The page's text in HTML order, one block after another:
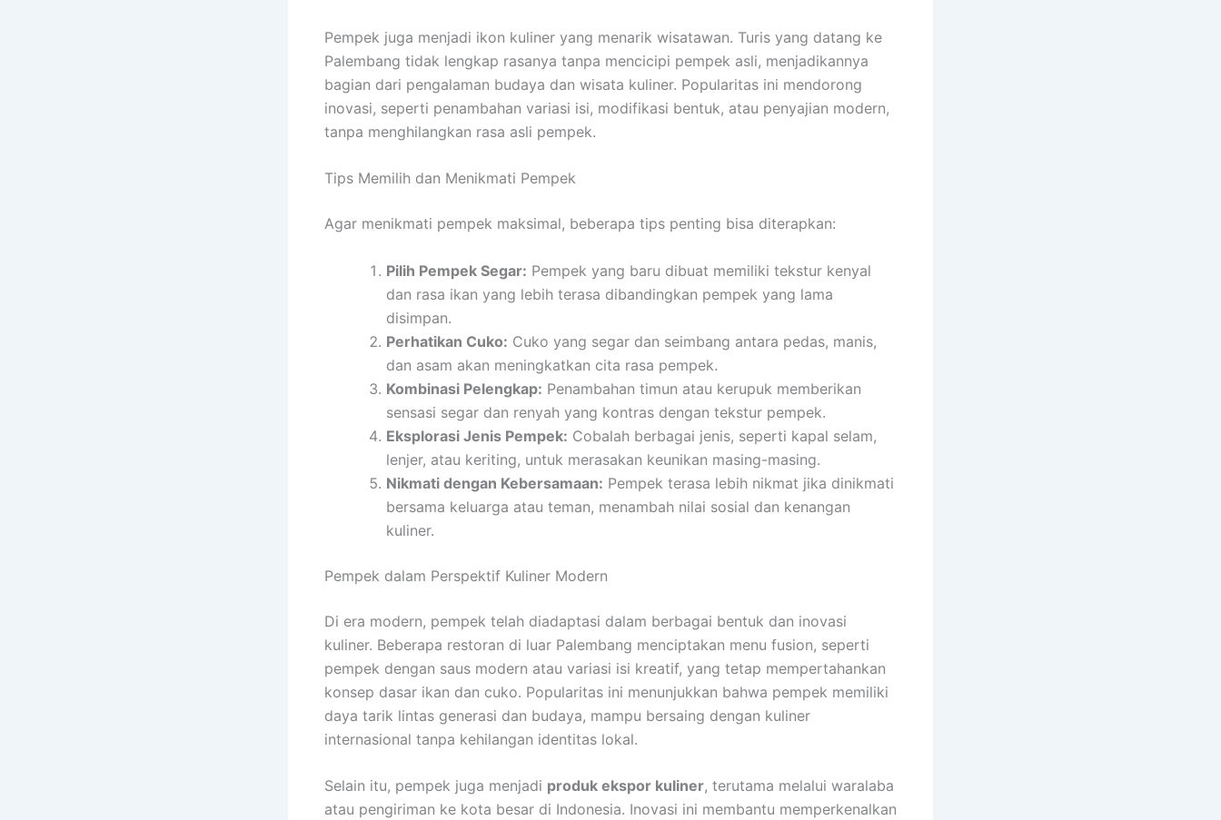
Pempek juga menjadi ikon kuliner yang menarik wisatawan. Turis yang datang ke
Palembang tidak lengkap rasanya tanpa mencicipi pempek asli, menjadikannya
bagian dari pengalaman budaya dan wisata kuliner. Popularitas ini mendorong
inovasi, seperti penambahan variasi isi, modifikasi bentuk, atau penyajian modern,
tanpa menghilangkan rasa asli pempek.
Tips Memilih dan Menikmati Pempek
Agar menikmati pempek maksimal, beberapa tips penting bisa diterapkan:
Pilih Pempek Segar: Pempek yang baru dibuat memiliki tekstur kenyal
dan rasa ikan yang lebih terasa dibandingkan pempek yang lama
disimpan.
Perhatikan Cuko: Cuko yang segar dan seimbang antara pedas, manis,
dan asam akan meningkatkan cita rasa pempek.
Kombinasi Pelengkap: Penambahan timun atau kerupuk memberikan
sensasi segar dan renyah yang kontras dengan tekstur pempek.
Eksplorasi Jenis Pempek: Cobalah berbagai jenis, seperti kapal selam,
lenjer, atau keriting, untuk merasakan keunikan masing-masing.
Nikmati dengan Kebersamaan: Pempek terasa lebih nikmat jika dinikmati
bersama keluarga atau teman, menambah nilai sosial dan kenangan
kuliner.
Pempek dalam Perspektif Kuliner Modern
Di era modern, pempek telah diadaptasi dalam berbagai bentuk dan inovasi
kuliner. Beberapa restoran di luar Palembang menciptakan menu fusion, seperti
pempek dengan saus modern atau variasi isi kreatif, yang tetap mempertahankan
konsep dasar ikan dan cuko. Popularitas ini menunjukkan bahwa pempek memiliki
daya tarik lintas generasi dan budaya, mampu bersaing dengan kuliner
internasional tanpa kehilangan identitas lokal.
Selain itu, pempek juga menjadi produk ekspor kuliner, terutama melalui waralaba
atau pengiriman ke kota besar di Indonesia. Inovasi ini membantu memperkenalkan